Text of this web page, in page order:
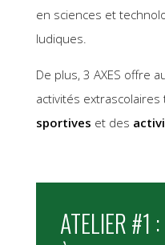
en sciences et
ludiques.
De plus, 3 AXES offre
activités
sportives et des
ATELIER #1